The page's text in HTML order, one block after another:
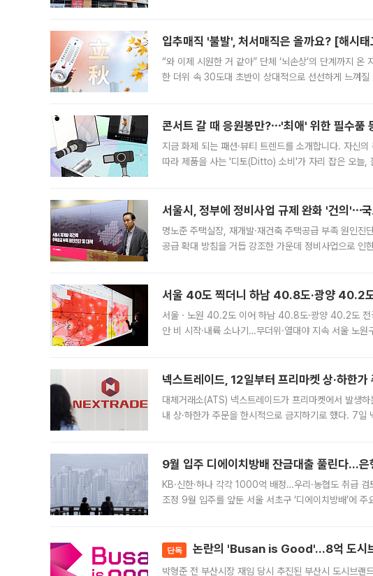
입추매직 '불발', 처서매직은 올까요? [해시
“와 이제 시원한 거 같아” 단체 ‘뇌손상’의 단계까지
한 더위 속 30도대 초반이 상대적으로 선선하게 느껴
콘서트 갈 때 응원봉만?⋯'최애' 위한 필수품
지금 화제 되는 패션·뷰티 트렌드를 소개합니다. 자신
따라 제품을 사는 '디토(Ditto) 소비'가 자리 잡은 오늘,
서울시, 정부에 정비사업 규제 완화 '건의'⋯
명노준 주택실장, 재개발·재건축 주택공급 부족 원인
공급 확대 방침을 거듭 강조한 가운데 정비사업으로 인
서울 40도 찍더니 하남 40.8도·광양 40.2
서울ㆍ노원 40.2도 이어 하남 40.8도·광양 40.2도
안 비 시작·내륙 소나기…무더위·열대야 지속 서울 노
넥스트레이드, 12일부터 프리마켓 상·하한가
대체거래소(ATS) 넥스트레이드가 프리마켓에서 발생
내 상·하한가 주문을 한시적으로 금지하기로 했다. 7일
9월 입주 디에이치방배 잔금대출 풀린다…
KB·신한·하나 각각 1000억 배정…우리·농협도 취급
조정 9월 입주를 앞둔 서울 서초구 ‘디에이치방배’에
단독 논란의 'Busan is Good'…8억 도시
박형준 전 부산시장 재임 당시 추진된 부산시 도시브